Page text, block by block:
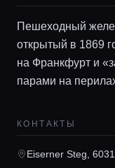
Пешеходный
открытый в 1869
на Франкфурт и
парами на
КОНТАКТЫ
Eiserner Steg,